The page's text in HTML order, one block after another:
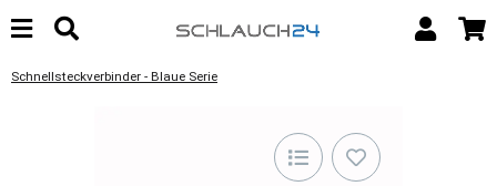
Schnellsteckverbinder - Blaue Serie